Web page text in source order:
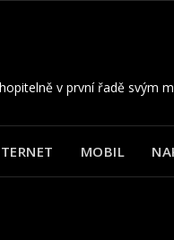
v první řadě svým
MOBIL